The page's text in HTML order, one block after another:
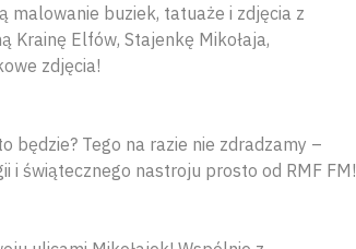
malowanie buziek, tatuaże i zdjęcia z
Krainę Elfów, Stajenkę Mikołaja,
zdjęcia!
będzie? Tego na razie nie zdradzamy –
i świątecznego nastroju prosto od RMF FM!